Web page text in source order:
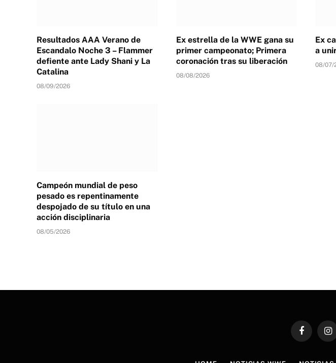
Resultados AAA Verano de
Escandalo Noche 3 – Flammer
defiente ante Lady Shani y La
Catalina
08/09/2026
Ex estrella de la WWE gana su
primer campeonato; Primera
coronación tras su liberación
08/08/2026
Ex
a
08/07/
Campeón mundial de peso
pesado es repentinamente
despojado de su título en una
acción disciplinaria
08/05/2026
Facebook